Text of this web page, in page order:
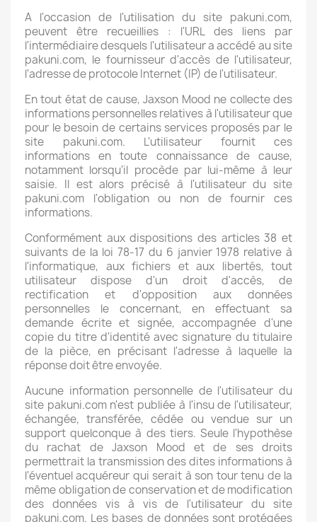
A l'occasion de l'utilisation du site pakuni.com,
peuvent être recueillies : l'URL des liens par
l'intermédiaire desquels l'utilisateur a accédé au site
pakuni.com, le fournisseur d'accès de l'utilisateur,
l'adresse de protocole Internet (IP) de l'utilisateur.
En tout état de cause, Jaxson Mood ne collecte des
informations personnelles relatives à l'utilisateur que
pour le besoin de certains services proposés par le
site pakuni.com. L'utilisateur fournit ces
informations en toute connaissance de cause,
notamment lorsqu'il procède par lui-même à leur
saisie. Il est alors précisé à l'utilisateur du site
pakuni.com l'obligation ou non de fournir ces
informations.
Conformément aux dispositions des articles 38 et
suivants de la loi 78-17 du 6 janvier 1978 relative à
l'informatique, aux fichiers et aux libertés, tout
utilisateur dispose d'un droit d'accès, de
rectification et d'opposition aux données
personnelles le concernant, en effectuant sa
demande écrite et signée, accompagnée d'une
copie du titre d'identité avec signature du titulaire
de la pièce, en précisant l'adresse à laquelle la
réponse doit être envoyée.
Aucune information personnelle de l'utilisateur du
site pakuni.com n'est publiée à l'insu de l'utilisateur,
échangée, transférée, cédée ou vendue sur un
support quelconque à des tiers. Seule l'hypothèse
du rachat de Jaxson Mood et de ses droits
permettrait la transmission des dites informations à
l'éventuel acquéreur qui serait à son tour tenu de la
même obligation de conservation et de modification
des données vis à vis de l'utilisateur du site
pakuni.com. Les bases de données sont protégées